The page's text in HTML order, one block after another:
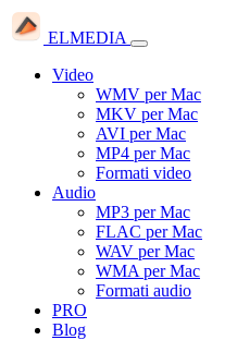
ELMEDIA
Video
WMV per Mac
MKV per Mac
AVI per Mac
MP4 per Mac
Formati video
Audio
MP3 per Mac
FLAC per Mac
WAV per Mac
WMA per Mac
Formati audio
PRO
Blog